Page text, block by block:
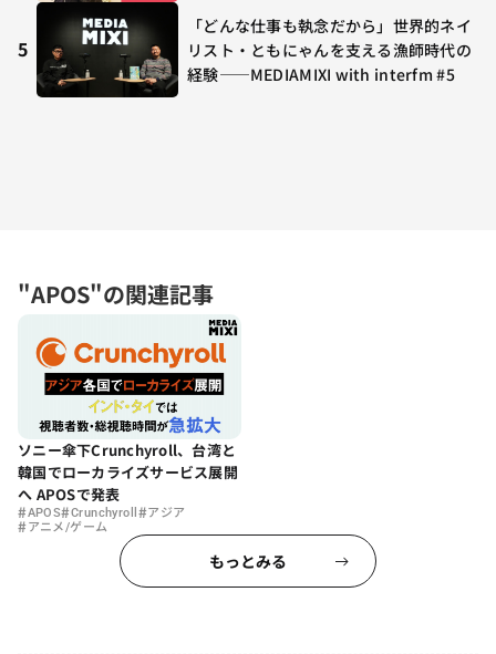
"APOS"の関連記事
ソニー傘下Crunchyroll、台湾と
韓国でローカライズサービス展開
へ APOSで発表
#APOS#Crunchyroll #アジア
#アニメ/ゲーム
もっとみる
5
「どんな仕事も執念だから」世界的ネイ
リスト・ともにゃんを支える漁師時代の
経験——MEDIAMIXI with interfm #5